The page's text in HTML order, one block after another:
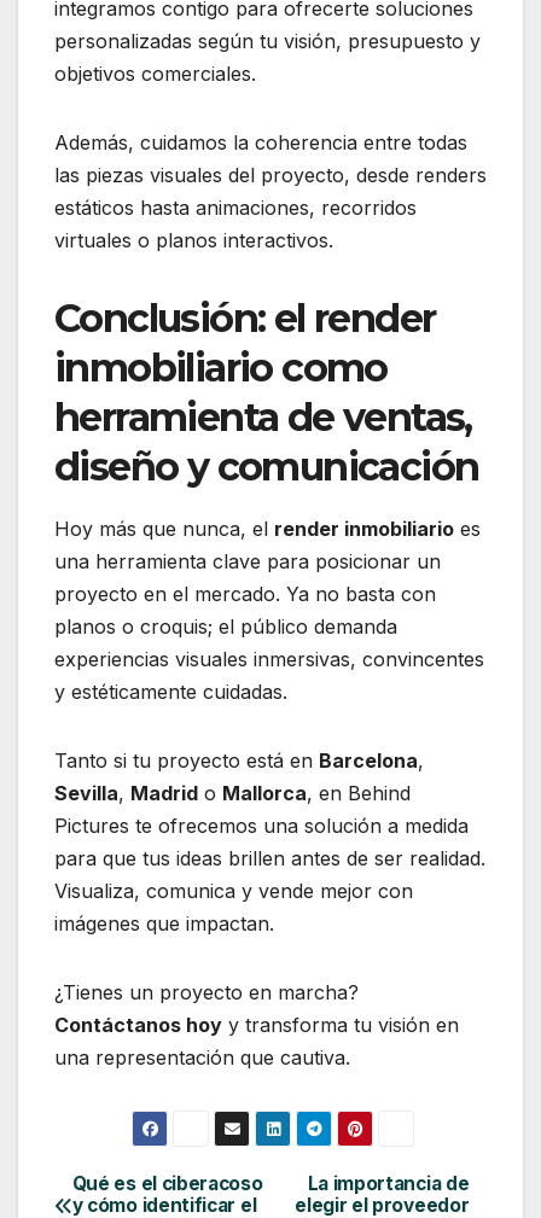
integramos contigo para ofrecerte soluciones
personalizadas según tu visión, presupuesto y
objetivos comerciales.
Además, cuidamos la coherencia entre todas
las piezas visuales del proyecto, desde renders
estáticos hasta animaciones, recorridos
virtuales o planos interactivos.
Conclusión: el render
inmobiliario como
herramienta de ventas,
diseño y comunicación
Hoy más que nunca, el render inmobiliario es
una herramienta clave para posicionar un
proyecto en el mercado. Ya no basta con
planos o croquis; el público demanda
experiencias visuales inmersivas, convincentes
y estéticamente cuidadas.
Tanto si tu proyecto está en Barcelona,
Sevilla, Madrid o Mallorca, en Behind
Pictures te ofrecemos una solución a medida
para que tus ideas brillen antes de ser realidad.
Visualiza, comunica y vende mejor con
imágenes que impactan.
¿Tienes un proyecto en marcha?
Contáctanos hoy y transforma tu visión en
una representación que cautiva.
Navegación
La importancia de
elegir el proveedor
Qué es el ciberacoso
y cómo identificar el